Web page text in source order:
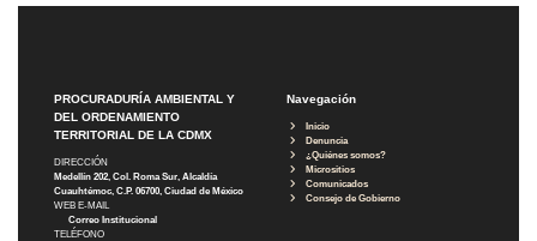
PROCURADURÍA AMBIENTAL Y
DEL ORDENAMIENTO
TERRITORIAL DE LA CDMX
DIRECCIÓN
Medellín 202, Col. Roma Sur, Alcaldía
Cuauhtémoc, C.P. 06700, Ciudad de México
WEB E-MAIL
Correo Institucional
TELÉFONO
Navegación
Inicio
Denuncia
¿Quiénes somos?
Micrositios
Comunicados
Consejo de Gobierno